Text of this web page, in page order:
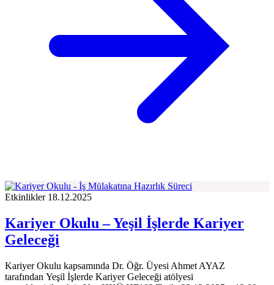
Etkinlikler 18.12.2025
Kariyer Okulu – Yeşil İşlerde Kariyer
Geleceği
Kariyer Okulu kapsamında Dr. Öğr. Üyesi Ahmet AYAZ
tarafından Yeşil İşlerde Kariyer Geleceği atölyesi